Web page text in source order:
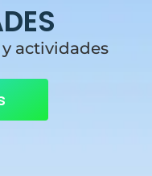
actividades